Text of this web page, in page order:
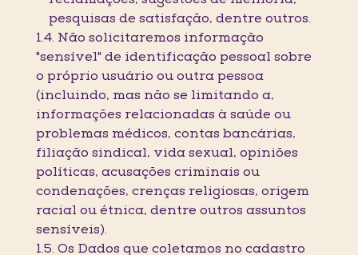
pesquisas de satisfação, dentre outros.
1.4. Não solicitaremos informação
"sensível" de identificação pessoal sobre
o próprio usuário ou outra pessoa
(incluindo, mas não se limitando a,
informações relacionadas à saúde ou
problemas médicos, contas bancárias,
filiação sindical, vida sexual, opiniões
políticas, acusações criminais ou
condenações, crenças religiosas, origem
racial ou étnica, dentre outros assuntos
sensíveis).
1.5. Os Dados que coletamos no cadastro